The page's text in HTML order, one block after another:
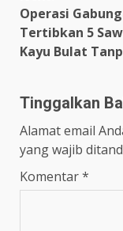
Operasi
Tertibkan 5
Kayu Bulat
Tinggalkan
Alamat email
yang wajib
Komentar*